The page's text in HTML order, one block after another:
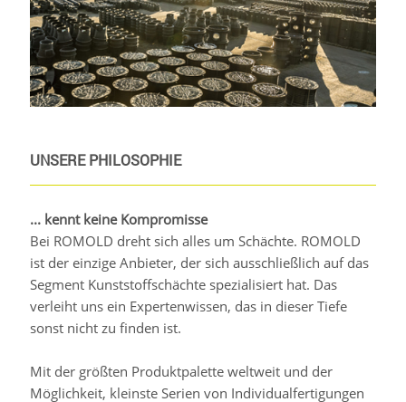
UNSERE PHILOSOPHIE
... kennt keine Kompromisse
Bei ROMOLD dreht sich alles um Schächte. ROMOLD
ist der einzige Anbieter, der sich ausschließlich auf das
Segment Kunststoffschächte spezialisiert hat. Das
verleiht uns ein Expertenwissen, das in dieser Tiefe
sonst nicht zu finden ist.
Mit der größten Produktpalette weltweit und der
Möglichkeit, kleinste Serien von Individualfertigungen